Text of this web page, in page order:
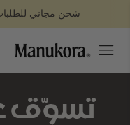
شحن مجاني للطلبات التي
تسوّق